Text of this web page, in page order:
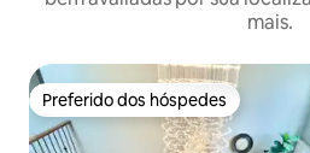
mais.
Preferido dos hóspedes
Preferido dos hóspedes